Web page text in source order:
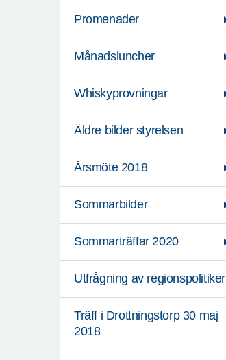
Promenader
Månadsluncher
Whiskyprovningar
Äldre bilder styrelsen
Årsmöte 2018
Sommarbilder
Sommarträffar 2020
Utfrågning av regionspolitiker
Träff i Drottningstorp 30 maj
2018